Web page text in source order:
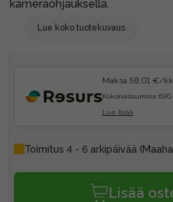
kameraohjauksella.
Lue koko tuotekuvaus
Maksa 58.01 €/
Kokonaissumma
Lue lisää
Toimitus 4 - 6 arkipäivää
Lisää